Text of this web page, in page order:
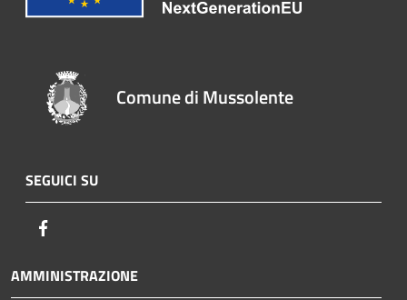
Comune di Mussolente
SEGUICI SU
AMMINISTRAZIONE